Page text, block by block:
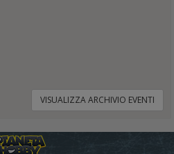
VISUALIZZA ARCHIVIO EVENTI